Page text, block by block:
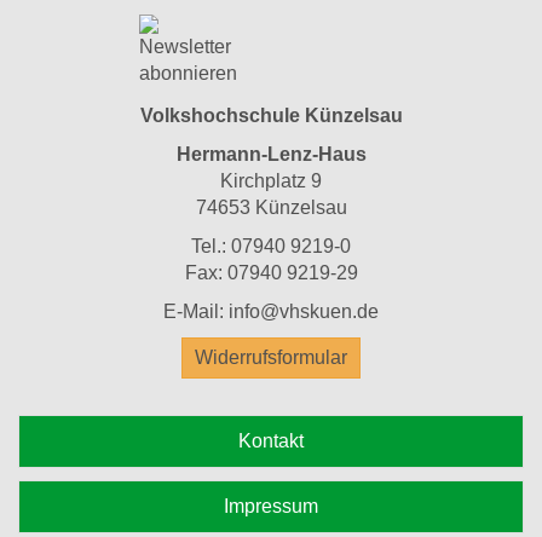
Volkshochschule Künzelsau
Hermann-Lenz-Haus
Kirchplatz 9
74653 Künzelsau
Tel.: 07940 9219-0
Fax: 07940 9219-29
E-Mail: info@vhskuen.de
Widerrufsformular
Kontakt
Impressum